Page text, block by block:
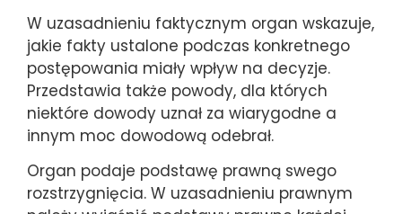
W uzasadnieniu faktycznym organ wskazuje,
jakie fakty ustalone podczas konkretnego
postępowania miały wpływ na decyzje.
Przedstawia także powody, dla których
niektóre dowody uznał za wiarygodne a
innym moc dowodową odebrał.
Organ podaje podstawę prawną swego
rozstrzygnięcia. W uzasadnieniu prawnym